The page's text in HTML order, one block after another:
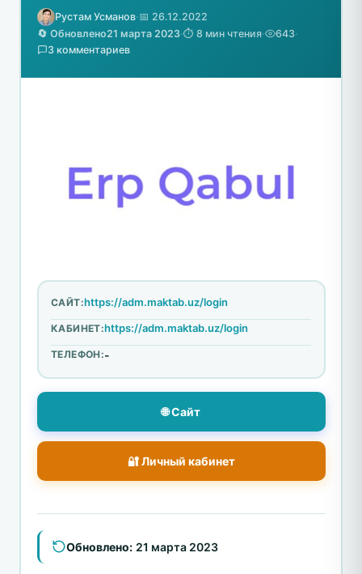
Рустам Усманов·📅 26.12.2022
🔄 Обновлено21 марта 2023·⏱️ 8 мин чтения· 643·
3 комментариев
САЙТ:https://adm.maktab.uz/login
КАБИНЕТ:https://adm.maktab.uz/login
ТЕЛЕФОН:-
🌐 Сайт
🔐 Личный кабинет
Обновлено: 21 марта 2023